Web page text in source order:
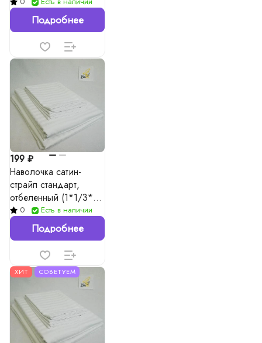
Подробнее
199 ₽
Наволочка сатин-
страйп стандарт,
отбеленный (1*1/3*3),
135гр./м²
0 Есть в наличии
Подробнее
ХИТ СОВЕТУЕМ